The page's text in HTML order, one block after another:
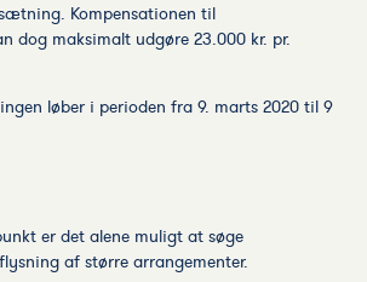
Kompensationen til
dog maksimalt udgøre 23.000 kr. pr.
løber i perioden fra 9. marts 2020 til 9
er det alene muligt at søge
af større arrangementer.